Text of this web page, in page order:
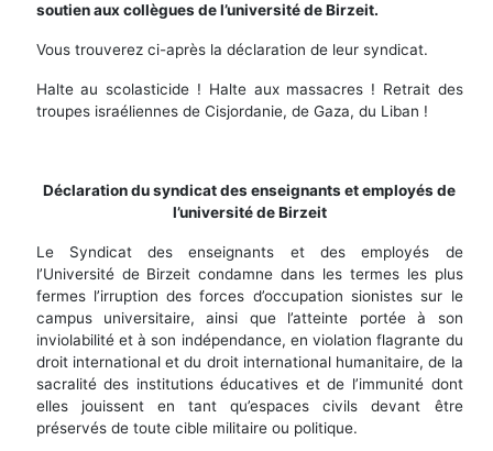
soutien aux collègues de l’université de Birzeit.
Vous trouverez ci-après la déclaration de leur syndicat.
Halte au scolasticide ! Halte aux massacres ! Retrait des
troupes israéliennes de Cisjordanie, de Gaza, du Liban !
Déclaration du syndicat des enseignants et employés de
l’université de Birzeit
Le Syndicat des enseignants et des employés de
l’Université de Birzeit condamne dans les termes les plus
fermes l’irruption des forces d’occupation sionistes sur le
campus universitaire, ainsi que l’atteinte portée à son
inviolabilité et à son indépendance, en violation flagrante du
droit international et du droit international humanitaire, de la
sacralité des institutions éducatives et de l’immunité dont
elles jouissent en tant qu’espaces civils devant être
préservés de toute cible militaire ou politique.